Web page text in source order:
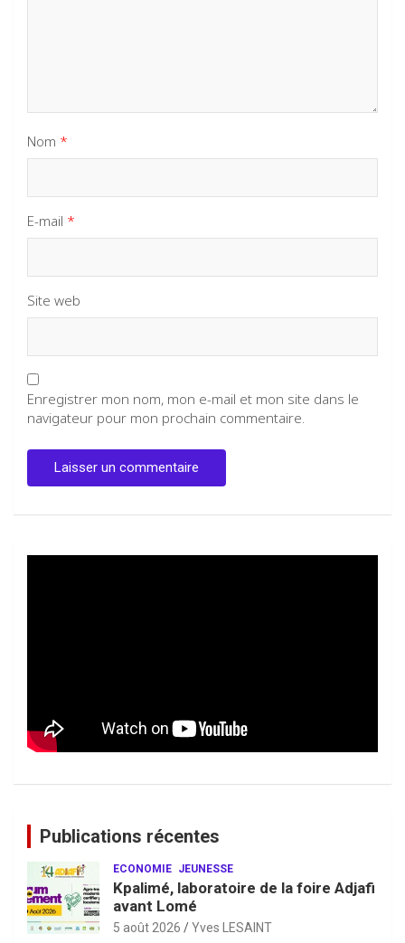
Nom *
E-mail *
Site web
Enregistrer mon nom, mon e-mail et mon site dans le
navigateur pour mon prochain commentaire.
Publications récentes
ECONOMIE JEUNESSE
Kpalimé, laboratoire de la foire Adjafi
avant Lomé
5 août 2026 Yves LESAINT